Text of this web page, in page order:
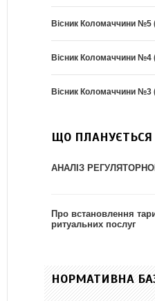
Вісник Коломаччини №5
Вісник Коломаччини №4
Вісник Коломаччини №3
ЩО ПЛАНУЄТЬСЯ
АНАЛІЗ
Про встановлення
ритуальних послуг
НОРМАТИВНА